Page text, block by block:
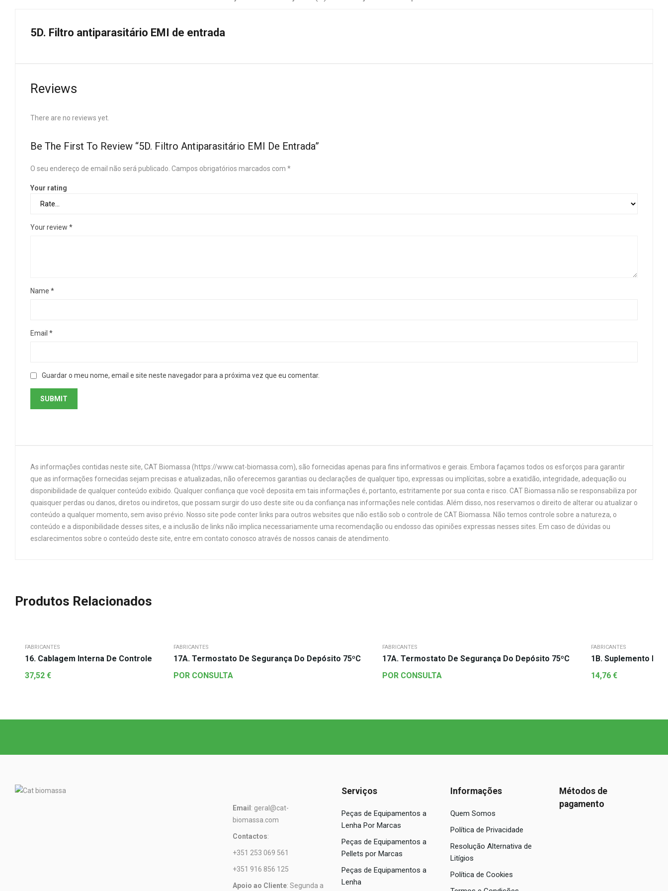
5D. Filtro antiparasitário EMI de entrada
Reviews
There are no reviews yet.
Be The First To Review “5D. Filtro Antiparasitário EMI De Entrada”
O seu endereço de email não será publicado. Campos obrigatórios marcados com *
Your rating
Your review *
Name *
Email *
Guardar o meu nome, email e site neste navegador para a próxima vez que eu comentar.
As informações contidas neste site, CAT Biomassa (https://www.cat-biomassa.com), são fornecidas apenas para fins informativos e gerais. Embora façamos todos os esforços para garantir
que as informações fornecidas sejam precisas e atualizadas, não oferecemos garantias ou declarações de qualquer tipo, expressas ou implícitas, sobre a exatidão, integridade, adequação ou
disponibilidade de qualquer conteúdo exibido. Qualquer confiança que você deposita em tais informações é, portanto, estritamente por sua conta e risco. CAT Biomassa não se responsabiliza por
quaisquer perdas ou danos, diretos ou indiretos, que possam surgir do uso deste site ou da confiança nas informações nele contidas. Além disso, nos reservamos o direito de alterar ou atualizar o
conteúdo a qualquer momento, sem aviso prévio. Nosso site pode conter links para outros websites que não estão sob o controle de CAT Biomassa. Não temos controle sobre a natureza, o
conteúdo e a disponibilidade desses sites, e a inclusão de links não implica necessariamente uma recomendação ou endosso das opiniões expressas nesses sites. Em caso de dúvidas ou
esclarecimentos sobre o conteúdo deste site, entre em contato conosco através de nossos canais de atendimento.
Produtos Relacionados
FABRICANTES
16. Cablagem Interna De Controle
37,52 €
FABRICANTES
17A. Termostato De Segurança Do Depósito 75ºC
POR CONSULTA
FABRICANTES
17A. Termostato De Segurança Do Depósito 75ºC
POR CONSULTA
FABRICANTES
1B. Suplemento
14,76 €
Email : geral@cat-
biomassa.com
Contactos:
+351 253 069 561
+351 916 856 125
Apoio ao Cliente: Segunda a
Serviços
Peças de Equipamentos a
Lenha Por Marcas
Peças de Equipamentos a
Pellets por Marcas
Peças de Equipamentos a
Lenha
Informações
Quem Somos
Política de Privacidade
Resolução Alternativa de
Litígios
Política de Cookies
Métodos de
pagamento